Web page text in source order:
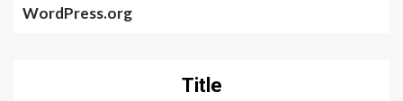
WordPress.org
Title